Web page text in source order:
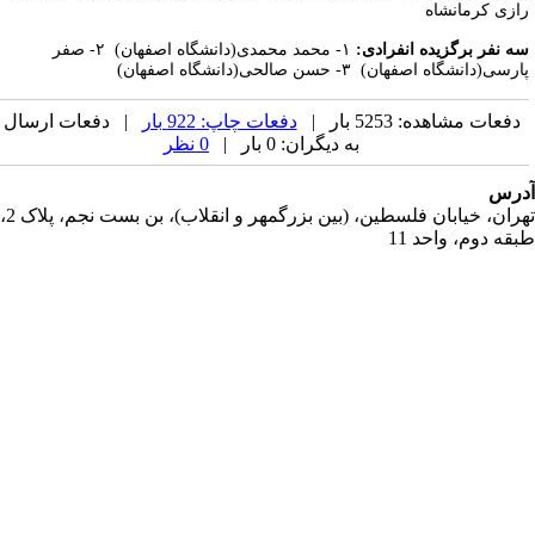
کرمانشاه
نفر برگزیده انفرادی:
۱- محمد محمدی(دانشگاه اصفهان) ۲- صفر
اصفهان) ۳- حسن صالحی(دانشگاه اصفهان)
دفعات مشاهده: 5253 بار | دفعات چاپ: 922 بار
| دفعات ارسال
به دیگران: 0 بار |
تهران، خیابان فلسطین، (بین بزرگمهر و انقلاب)، بن بست نجم، پلاک 2،
دوم، واحد 11